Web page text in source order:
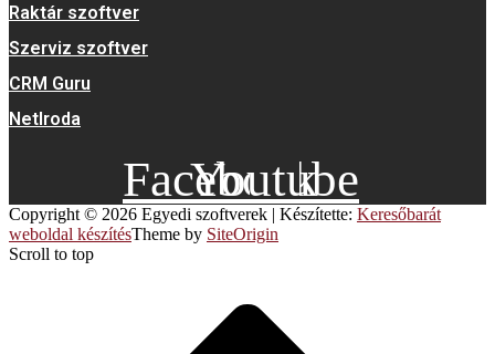
Raktár szoftver
Szerviz szoftver
CRM Guru
NetIroda
Facebook
Youtube
Copyright © 2026 Egyedi szoftverek | Készítette: Keresőbarát
weboldal készítésTheme by SiteOrigin
Scroll to top